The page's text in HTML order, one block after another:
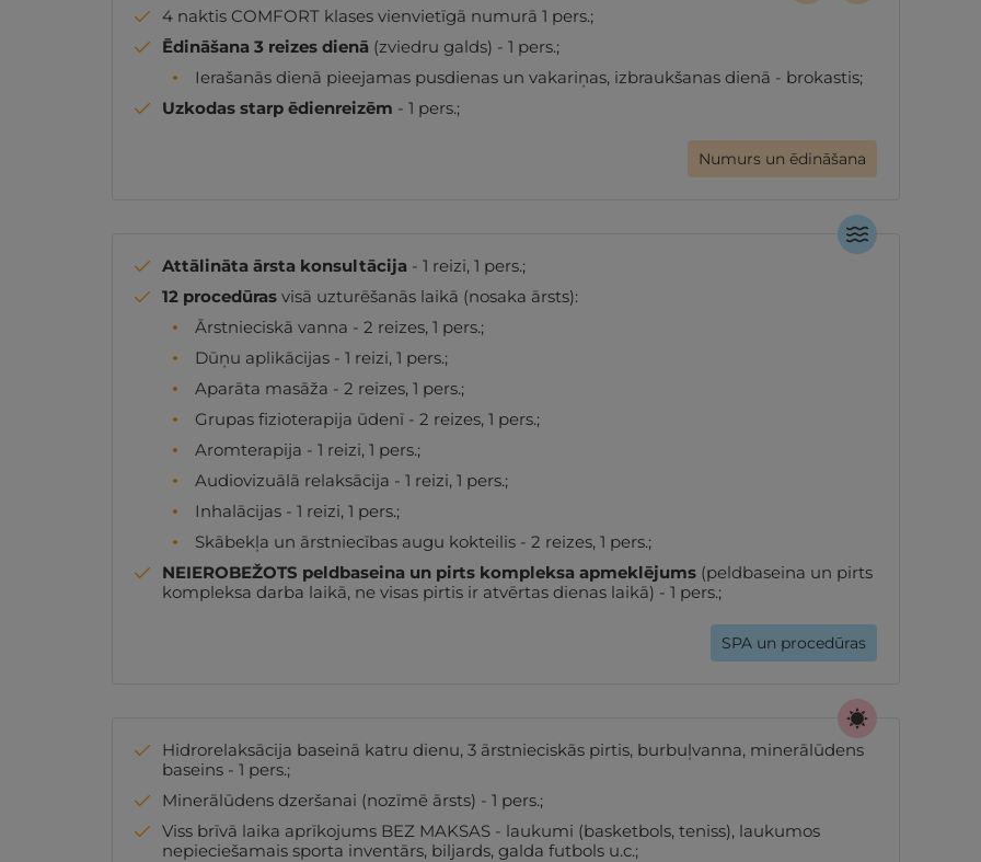
4 naktis COMFORT klases vienvietīgā numurā 1 pers.;
Ēdināšana 3 reizes dienā (zviedru galds) - 1 pers.;
Ierašanās dienā pieejamas pusdienas un vakariņas, izbraukšanas dienā - brokastis;
Uzkodas starp ēdienreizēm - 1 pers.;
Numurs un ēdināšana
Attālināta ārsta konsultācija - 1 reizi, 1 pers.;
12 procedūras visā uzturēšanās laikā (nosaka ārsts):
Ārstnieciskā vanna - 2 reizes, 1 pers.;
Dūņu aplikācijas - 1 reizi, 1 pers.;
Aparāta masāža - 2 reizes, 1 pers.;
Grupas fizioterapija ūdenī - 2 reizes, 1 pers.;
Aromterapija - 1 reizi, 1 pers.;
Audiovizuālā relaksācija - 1 reizi, 1 pers.;
Inhalācijas - 1 reizi, 1 pers.;
Skābekļa un ārstniecības augu kokteilis - 2 reizes, 1 pers.;
NEIEROBEŽOTS peldbaseina un pirts kompleksa apmeklējums (peldbaseina un pirts
kompleksa darba laikā, ne visas pirtis ir atvērtas dienas laikā) - 1 pers.;
SPA un procedūras
Hidrorelaksācija baseinā katru dienu, 3 ārstnieciskās pirtis, burbuļvanna, minerālūdens
baseins - 1 pers.;
Minerālūdens dzeršanai (nozīmē ārsts) - 1 pers.;
Viss brīvā laika aprīkojums BEZ MAKSAS - laukumi (basketbols, teniss), laukumos
nepieciešamais sporta inventārs, biljards, galda futbols u.c.;